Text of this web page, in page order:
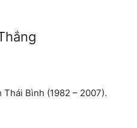
Bình (1982 – 2007).